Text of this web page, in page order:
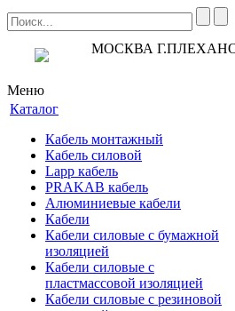
МОСКВА
Меню
Каталог
Кабель монтажный
Кабель силовой
Lapp кабель
PRAKAB кабель
Алюминиевые кабели
Кабели
Кабели силовые с бумажной
изоляцией
Кабели силовые с
пластмассовой изоляцией
Кабели силовые с резиновой